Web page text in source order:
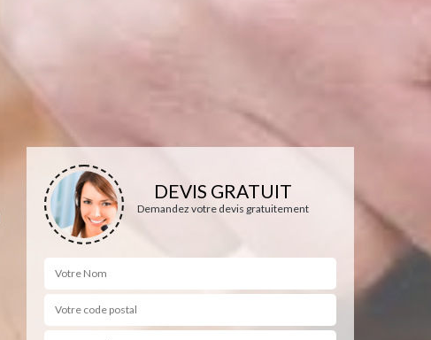
DEVIS GRATUIT
Demandez votre devis gratuitement